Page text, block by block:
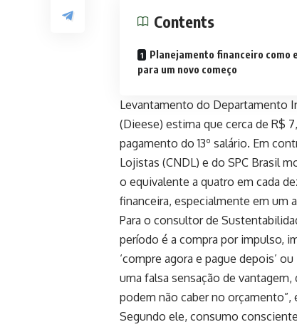
Contents
Planejamento financeiro como
para um novo começo
Levantamento do Departamento
(Dieese) estima que cerca de R$
pagamento do 13º salário. Em
Lojistas (CNDL) e do SPC Brasil
o equivalente a quatro em cada
financeira, especialmente em um
Para o consultor de
período é a compra por impulso,
‘compre agora e pague depois’
uma falsa sensação de
podem não caber no orçamento”,
Segundo ele, consumo